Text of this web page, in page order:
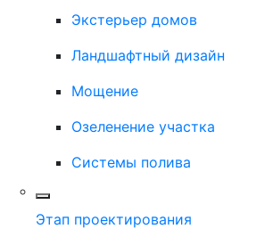
Экстерьер домов
Ландшафтный дизайн
Мощение
Озеленение участка
Системы полива
Этап проектирования